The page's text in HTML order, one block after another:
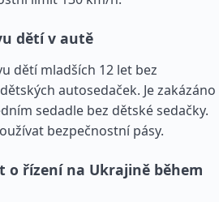
dětí v autě
dětí mladších 12 let bez
autosedaček. Je zakázáno
sedadle bez dětské sedačky.
bezpečnostní pásy.
o řízení na Ukrajině během